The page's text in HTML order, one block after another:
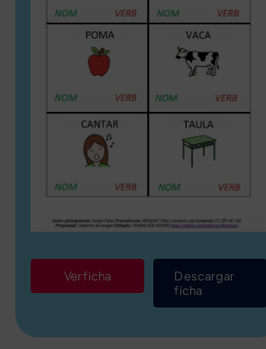
Ver ficha
Descargar
ficha